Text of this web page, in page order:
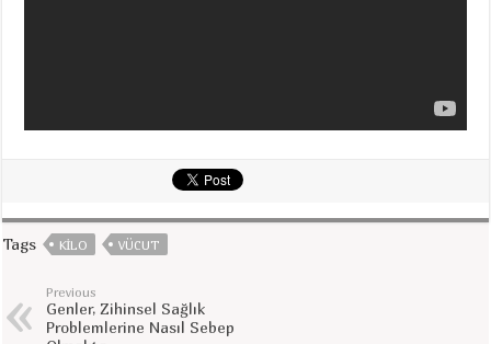
Tags KILO VÜCUT
Previous
Genler, Zihinsel Sağlık
Problemlerine Nasıl Sebep